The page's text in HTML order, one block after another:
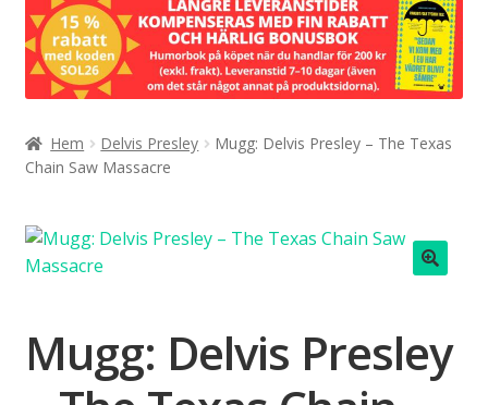
Våra produkter
Designa själv!
Böcker
Info/villkor
Hem Delvis Presley
Mugg: Delvis Presley – The Texas
Chain Saw Massacre
Mugg: Delvis Presley